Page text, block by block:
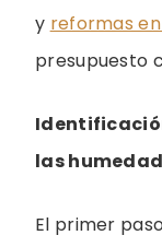
y reformas
presupuesto
las
El primer